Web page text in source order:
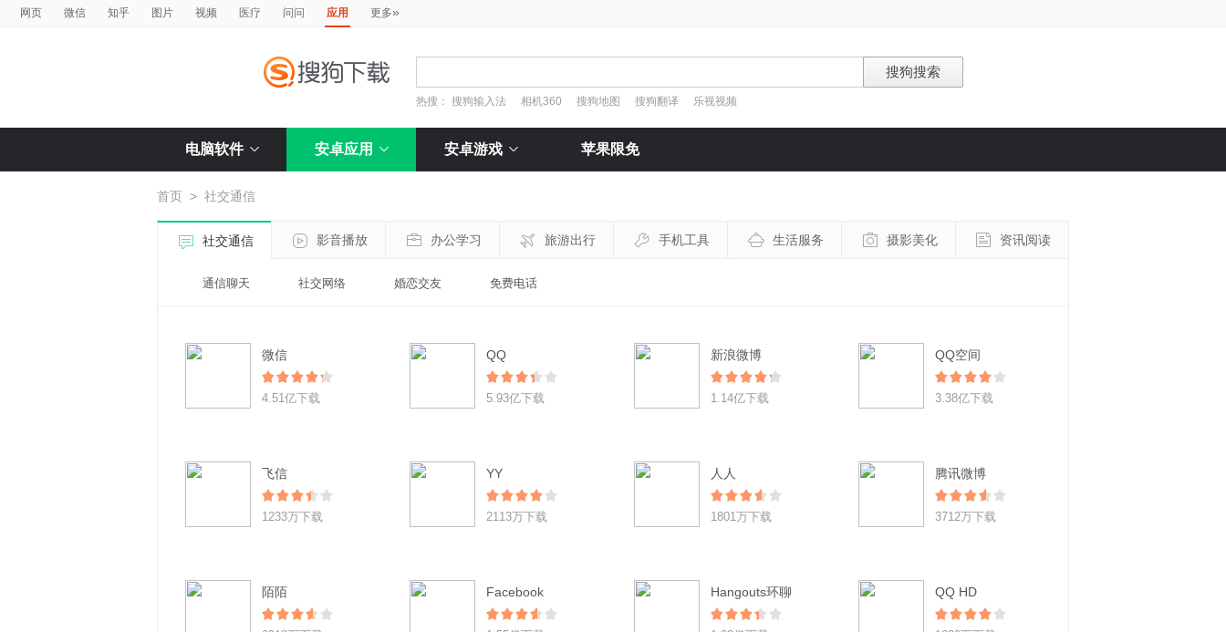
网页 微信 知乎 图片 视频 医疗 问问 应用 更多»
热搜： 搜狗输入法 相机360 搜狗地图 搜狗翻译 乐视视频
电脑软件 安卓应用 安卓游戏 苹果限免
首页 > 社交通信
社交通信 影音播放 办公学习 旅游出行 手机工具 生活服务 摄影美化 资讯阅读
通信聊天 社交网络 婚恋交友 免费电话
微信
4.51亿下载
QQ
5.93亿下载
新浪微博
1.14亿下载
QQ空间
3.38亿下载
飞信
1233万下载
YY
2113万下载
人人
1801万下载
腾讯微博
3712万下载
陌陌 Facebook Hangouts环聊 QQ HD